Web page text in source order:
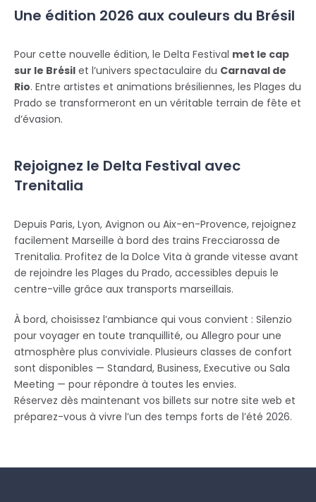
Une édition 2026 aux couleurs du Brésil
Pour cette nouvelle édition, le Delta Festival met le cap
sur le Brésil et l’univers spectaculaire du Carnaval de
Rio. Entre artistes et animations brésiliennes, les Plages du
Prado se transformeront en un véritable terrain de fête et
d’évasion.
Rejoignez le Delta Festival avec
Trenitalia
Depuis Paris, Lyon, Avignon ou Aix-en-Provence, rejoignez
facilement Marseille à bord des trains Frecciarossa de
Trenitalia. Profitez de la Dolce Vita à grande vitesse avant
de rejoindre les Plages du Prado, accessibles depuis le
centre-ville grâce aux transports marseillais.
À bord, choisissez l’ambiance qui vous convient : Silenzio
pour voyager en toute tranquillité, ou Allegro pour une
atmosphère plus conviviale. Plusieurs classes de confort
sont disponibles — Standard, Business, Executive ou Sala
Meeting — pour répondre à toutes les envies.
Réservez dès maintenant vos billets sur notre site web et
préparez-vous à vivre l’un des temps forts de l’été 2026.